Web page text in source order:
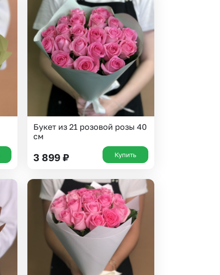
Букет из 21 розовой розы 40
см
3 899 ₽ Купить